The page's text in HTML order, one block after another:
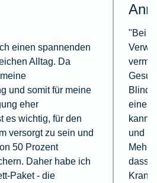
einen spannenden
Alltag. Da
und somit für meine
eher
es wichtig, für den
versorgt zu sein und
50 Prozent
Daher habe ich
Paket - die
"Bei
eine
kann.
und
dass